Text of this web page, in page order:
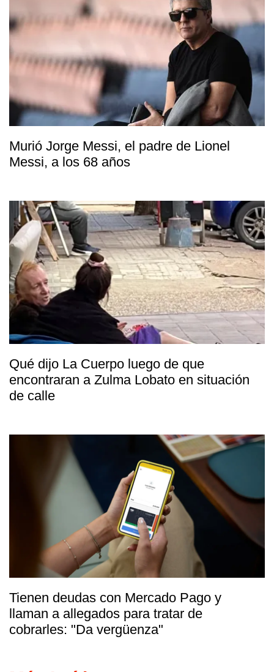
Murió Jorge Messi, el padre de Lionel
Messi, a los 68 años
Qué dijo La Cuerpo luego de que
encontraran a Zulma Lobato en situación
de calle
Tienen deudas con Mercado Pago y
llaman a allegados para tratar de
cobrarles: "Da vergüenza"